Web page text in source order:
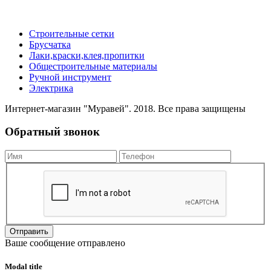
Строительные сетки
Брусчатка
Лаки,краски,клея,пропитки
Общестроительные материалы
Ручной инструмент
Электрика
Интернет-магазин "Муравей". 2018. Все права защищены
Обратный звонок
Отправить
Ваше сообщение отправлено
Modal title